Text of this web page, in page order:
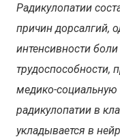
Радикулопатии
причин дорсалгий,
интенсивности
трудоспособности,
медико-
радикулопатии в
укладывается в